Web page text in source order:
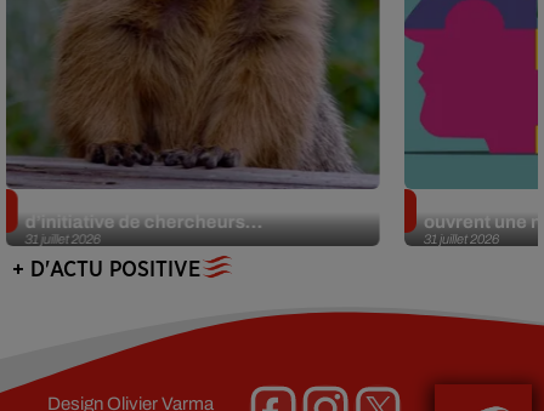
31 juillet 2026
d’initiative de chercheurs...
31 juillet 2026
ouvrent une
+ D'ACTU POSITIVE
DesignOlivier Varma